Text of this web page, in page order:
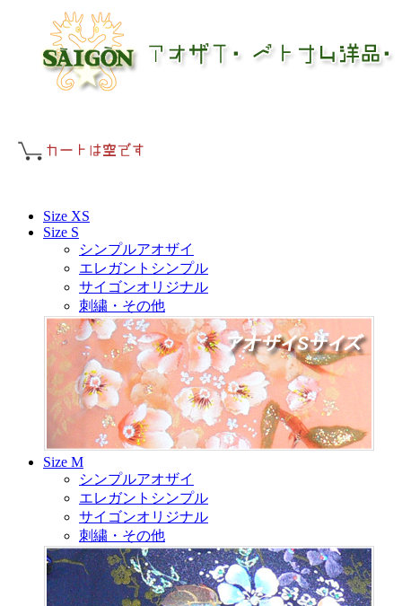
Size XS
Size S
シンプルアオザイ
エレガントシンプル
サイゴンオリジナル
刺繍・その他
Size M
シンプルアオザイ
エレガントシンプル
サイゴンオリジナル
刺繍・その他